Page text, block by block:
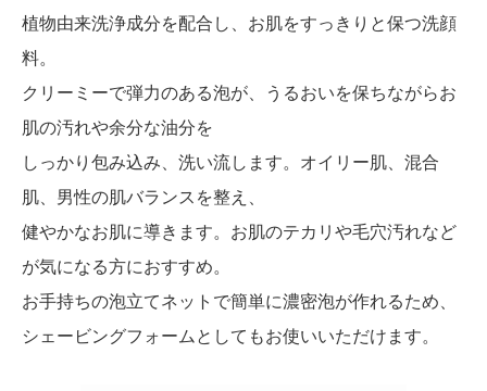
植物由来洗浄成分を配合し、お肌をすっきりと保つ洗顔
料。
クリーミーで弾力のある泡が、うるおいを保ちながらお
肌の汚れや余分な油分を
しっかり包み込み、洗い流します。オイリー肌、混合
肌、男性の肌バランスを整え、
健やかなお肌に導きます。お肌のテカリや毛穴汚れなど
が気になる方におすすめ。
お手持ちの泡立てネットで簡単に濃密泡が作れるため、
シェービングフォームとしてもお使いいただけます。